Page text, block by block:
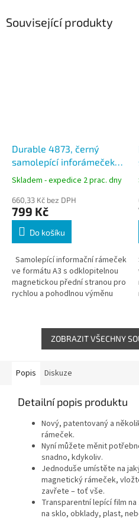
Související produkty
Durable 4873, černý
samolepící inforámeček
DURAFRAME A3, sada 2 ks
Skladem - expedice 2 prac. dny
660,33 Kč bez DPH
799 Kč
Do košíku
Samolepící informační rámeček
ve formátu A3 s odklopitelnou
magnetickou přední stranou pro
rychlou a pohodlnou výměnu
ZOBRAZIT VŠECHNY
Popis Diskuze
Detailní popis produktu
Nový, patentovaný a
rámeček.
Nyní můžete měnit
snadno, kdykoliv.
Jednoduše umístěte na
magnetický rámeček,
zavřete – toť vše.
Transparentní lepící film
na sklo, obklady, plast,